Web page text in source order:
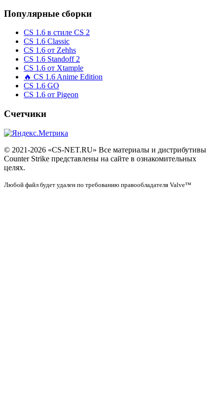
Популярные сборки
CS 1.6 в стиле CS 2
CS 1.6 Classic
CS 1.6 от Zehhs
CS 1.6 Standoff 2
CS 1.6 от Xtample
🔥 CS 1.6 Anime Edition
CS 1.6 GO
CS 1.6 от Pigeon
Счетчики
© 2021-2026 «CS-NET.RU» Все материалы и дистрибутивы
Counter Strike представлены на сайте в ознакомительных
целях.
Любой файл будет удален по требованию правообладателя Valve™